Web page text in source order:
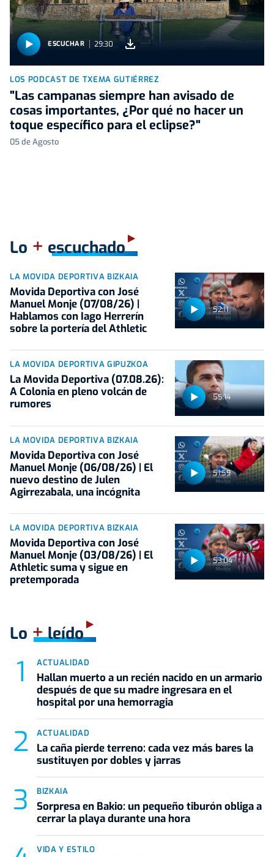
ESCUCHAR 29:30
LOS PODCAST DE TXEMA GUTIÉRREZ
"Las campanas siempre han avisado de
cosas importantes, ¿Por qué no hacer un
toque específico para el eclipse?"
05 de Agosto
Lo + escuchado
52:11
LA MOVIDA DEPORTIVA BIZKAIA
Movida Deportiva con José
Manuel Monje (07/08/26) |
Hablamos con Iago Herrerín
sobre la portería del Athletic
55:14
LA MOVIDA DEPORTIVA GIPUZKOA
La Movida Deportiva (07.08.26):
A Colonia en pleno volcán de
rumores
51:59
LA MOVIDA DEPORTIVA BIZKAIA
Movida Deportiva con José
Manuel Monje (06/08/26) | El
nuevo destino de Julen
Agirrezabala, una incógnita
53:04
LA MOVIDA DEPORTIVA BIZKAIA
Movida Deportiva con José
Manuel Monje (03/08/26) | El
Athletic suma y sigue en
pretemporada
Lo +leído
ACTUALIDAD
Hallan muerto a un recién nacido en un armario
después de que su madre ingresara en el
hospital por una hemorragia
ACTUALIDAD
La caña pierde terreno: cada vez más bares la
sustituyen por dobles y jarras
BIZKAIA
Sorpresa en Bakio: un pequeño tiburón obliga a
cerrar la playa durante una hora
VIDA Y ESTILO